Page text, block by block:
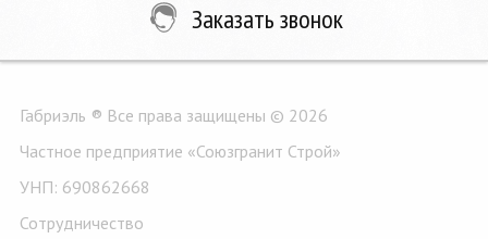
Заказать звонок
Габриэль ® Все права защищены © 2026
Частное предприятие «Союзгранит Строй»
УНП: 690862668
Сотрудничество